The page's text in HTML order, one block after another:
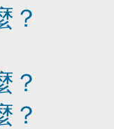
？
？
？